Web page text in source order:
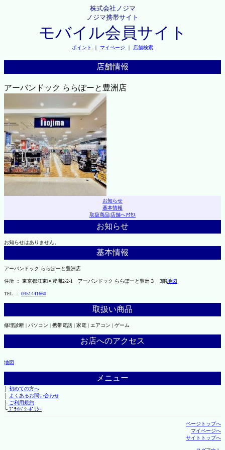
株式会社ノジマ
ノジマ携帯サイト
モバイル会員サイト
ポイント ｜ マイページ ｜ 店舗検索
店舗情報
アーバンドック ららぽーと豊洲店
お知らせ
基本情報
取扱商品|店舗へｱｸｾｽ
お知らせ
お知らせはありません。
基本情報
アーバンドック ららぽーと豊洲店
住所 ： 東京都江東区豊洲2-2-1 アーバンドック ららぽーと豊洲３ 3階地図
TEL ： 0351441660
取扱い商品
修理診断 | パソコン | 携帯電話 | 家電 | エアコン | ゲーム
お店へのアクセス
地図
メニュー
├初めての方へ
├ よくあるお問い合わせ
├ご利用規約
└ﾌﾟﾗｲﾊﾞｼｰﾎﾟﾘｼｰ
ページトップへ
マイページへ
サイトトップへ